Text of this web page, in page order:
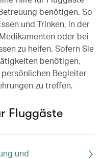
benötigen. So
und Trinken, in der
oder bei
zu helfen. Sofern Sie
benötigen,
Begleiter
zu treffen.
Fluggäste
und